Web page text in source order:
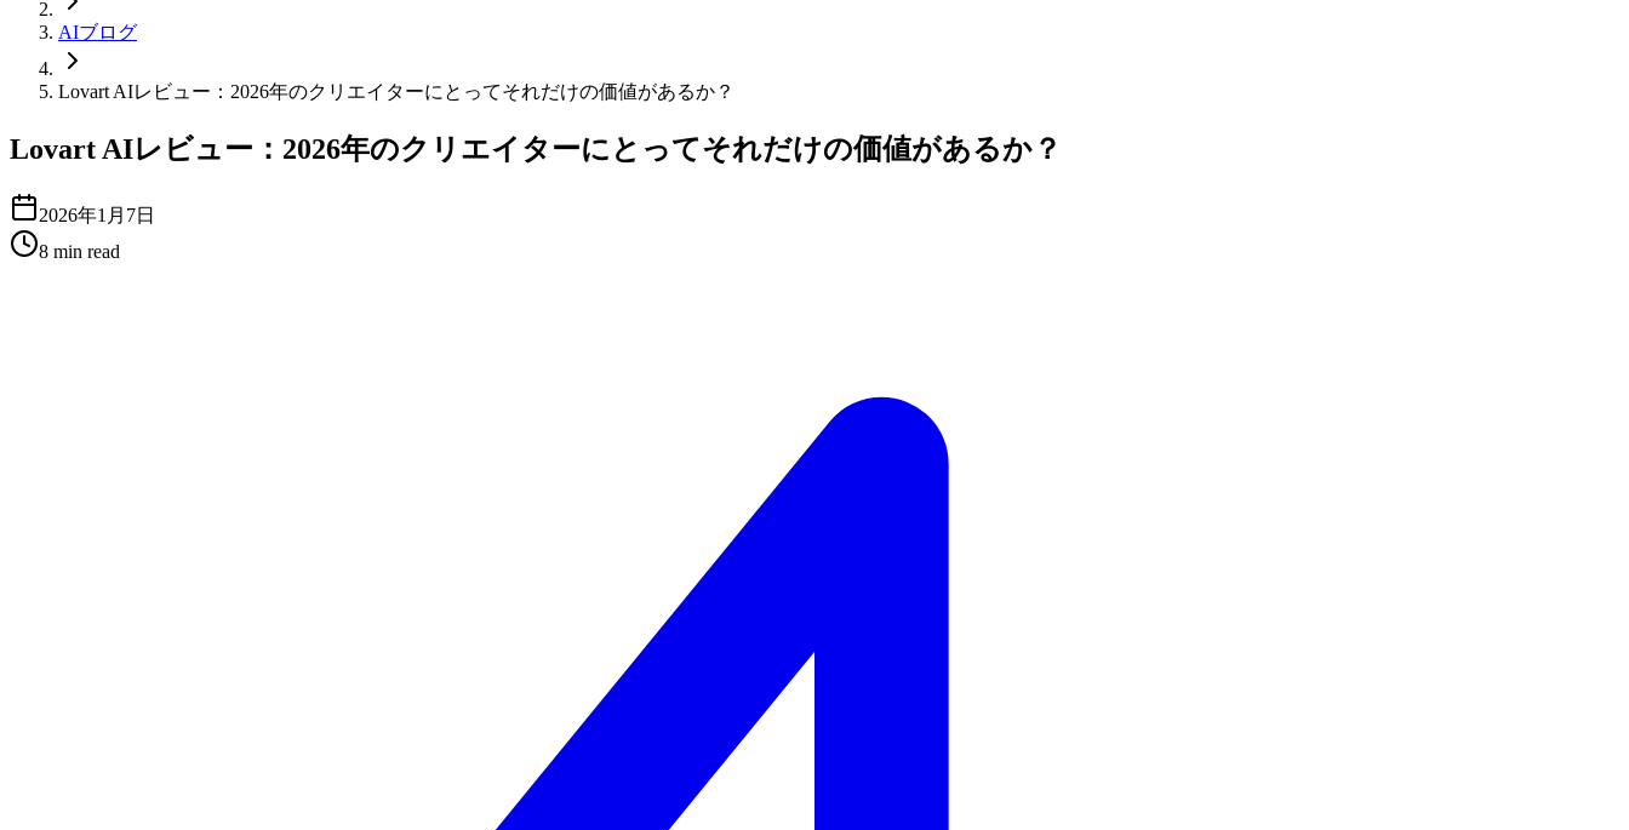
AIブログ
Lovart AIレビュー：2026年のクリエイターにとってそれだけの価値があるか？
Lovart AIレビュー：2026年のクリエイターにとってそれだけの価値があるか？
2026年1月7日
8 min read